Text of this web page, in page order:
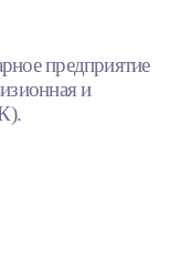
предприятие
и